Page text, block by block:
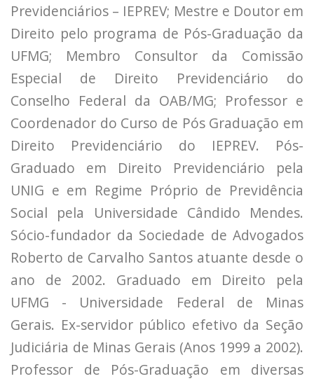
Previdenciários – IEPREV; Mestre e Doutor em
Direito pelo programa de Pós-Graduação da
UFMG; Membro Consultor da Comissão
Especial de Direito Previdenciário do
Conselho Federal da OAB/MG; Professor e
Coordenador do Curso de Pós Graduação em
Direito Previdenciário do IEPREV. Pós-
Graduado em Direito Previdenciário pela
UNIG e em Regime Próprio de Previdência
Social pela Universidade Cândido Mendes.
Sócio-fundador da Sociedade de Advogados
Roberto de Carvalho Santos atuante desde o
ano de 2002. Graduado em Direito pela
UFMG - Universidade Federal de Minas
Gerais. Ex-servidor público efetivo da Seção
Judiciária de Minas Gerais (Anos 1999 a 2002).
Professor de Pós-Graduação em diversas